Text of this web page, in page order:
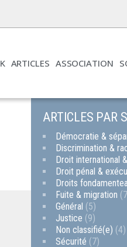
ARTICLES ASSOCIATION
ARTICLES PAR
Démocratie &
Discrimination &
Droit international
Droit pénal &
Droits
Fuite & migration
Général (5)
Justice (9)
Non classifié(e) (4)
Sécurité (7)